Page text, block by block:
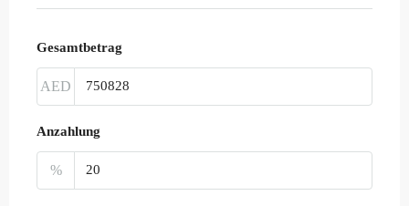
Gesamtbetrag
AED
Anzahlung
%